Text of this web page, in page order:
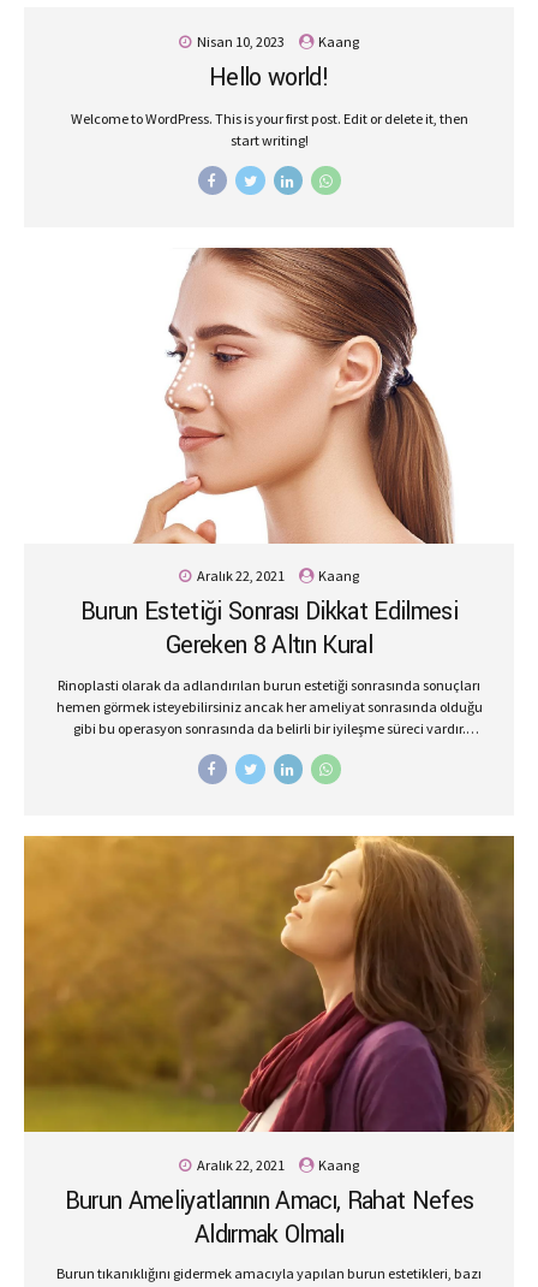
Nisan 10, 2023 Kaang
Hello world!
Welcome to WordPress. This is your first post. Edit or delete it, then
start writing!
Aralık 22, 2021 Kaang
Burun Estetiği Sonrası Dikkat Edilmesi
Gereken 8 Altın Kural
Rinoplasti olarak da adlandırılan burun estetiği sonrasında sonuçları
hemen görmek isteyebilirsiniz ancak her ameliyat sonrasında olduğu
gibi bu operasyon sonrasında da belirli bir iyileşme süreci vardır.
daha hızlı bir şekilde iyileşebilir ve daha başarılı sonuçlarla
sonrasında dikkat edilmesi gereken noktaların başında başın
konumu gelir. Başınızı yüksekte tutmanız bu dönemde oldukça
önemlidir. Özellikle de uyurken mutlaka başınızı yüksekte tutmaya
özen gösterin. Bu kurala uymaz ve yan yatarsanız morarmalardan
ve şişliklerden kurtulmanız daha uzun zaman alır. Daha hızlı...
Aralık 22, 2021 Kaang
Burun Ameliyatlarının Amacı, Rahat Nefes
Aldırmak Olmalı
Burun tıkanıklığını gidermek amacıyla yapılan burun estetikleri, bazı